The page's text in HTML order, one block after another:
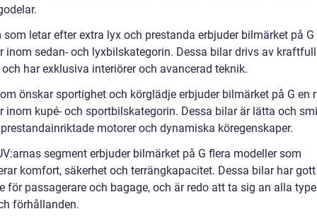
som letar efter extra lyx och prestanda erbjuder bilmärket på G
inom sedan- och lyxbilskategorin. Dessa bilar drivs av
har exklusiva interiörer och avancerad teknik.
önskar sportighet och körglädje erbjuder bilmärket på G en
inom kupé- och sportbilskategorin. Dessa bilar är lätta och
motorer och dynamiska köregenskaper.
segment erbjuder bilmärket på G flera modeller som
komfort, säkerhet och terrängkapacitet. Dessa bilar har
för passagerare och bagage, och är redo att ta sig an alla
förhållanden.